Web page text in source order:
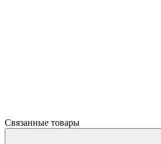
Связанные товары